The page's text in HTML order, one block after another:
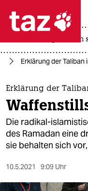
 taz
themen
politik
öko
landtagswahl in
Erklärung der
Erklärung der
Die radikal-
des Ramadan eine
sie behalten sich
10.5.2021 9:09 Uhr